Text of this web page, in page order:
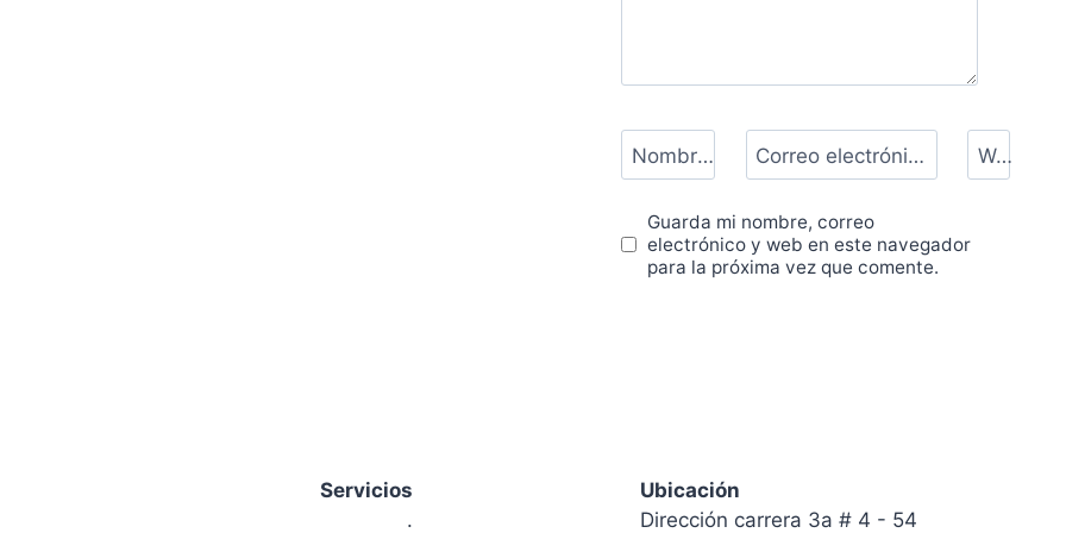
Nombre Correo electrónico Web
Guarda mi nombre, correo
electrónico y web en este navegador
para la próxima vez que comente.
Servicios
.
Ubicación
Dirección carrera 3a # 4 - 54